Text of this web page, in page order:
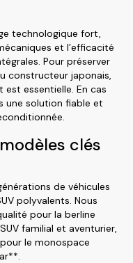
technologique fort,
et l’efficacité
Pour préserver
constructeur japonais,
essentielle. En cas
une solution fiable et
clés
de véhicules
polyvalents. Nous
pour la berline
familial et aventurier,
le monospace